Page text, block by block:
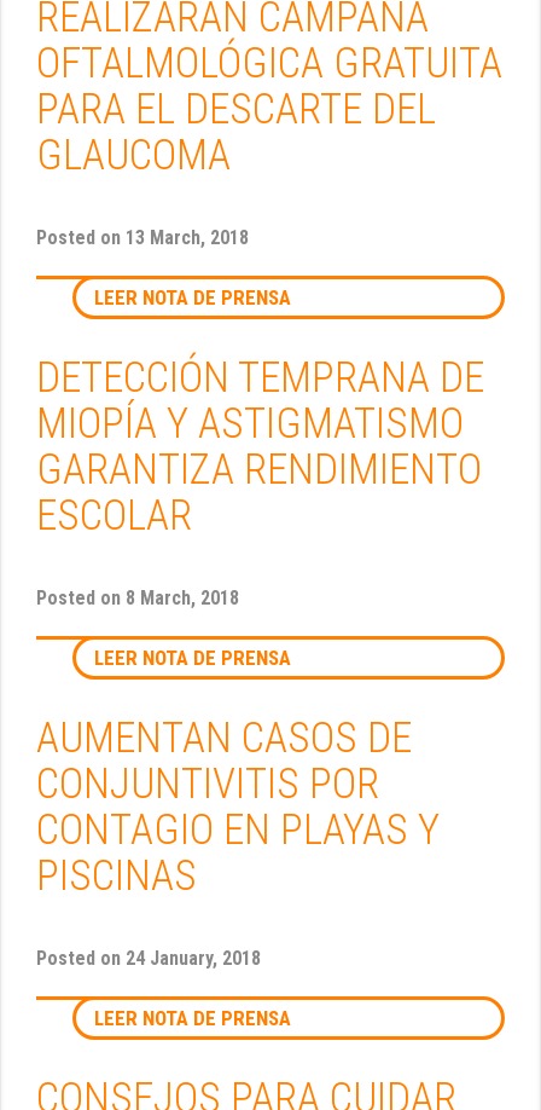
REALIZARÁN CAMPAÑA
OFTALMOLÓGICA GRATUITA
PARA EL DESCARTE DEL
GLAUCOMA
Posted on 13 March, 2018
LEER NOTA DE PRENSA
DETECCIÓN TEMPRANA DE
MIOPÍA Y ASTIGMATISMO
GARANTIZA RENDIMIENTO
ESCOLAR
Posted on 8 March, 2018
LEER NOTA DE PRENSA
AUMENTAN CASOS DE
CONJUNTIVITIS POR
CONTAGIO EN PLAYAS Y
PISCINAS
Posted on 24 January, 2018
LEER NOTA DE PRENSA
CONSEJOS PARA CUIDAR